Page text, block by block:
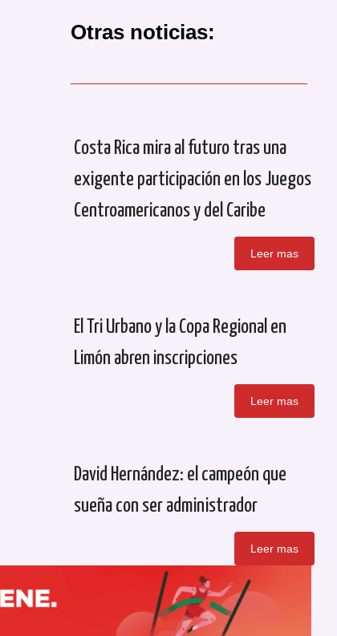
Otras noticias:
Costa Rica mira al futuro tras una
exigente participación en los Juegos
Centroamericanos y del Caribe
Leer mas
El Tri Urbano y la Copa Regional en
Limón abren inscripciones
Leer mas
David Hernández: el campeón que
sueña con ser administrador
Leer mas